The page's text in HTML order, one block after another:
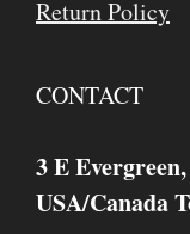
Return Policy
CONTACT
3 E
USA/Canada